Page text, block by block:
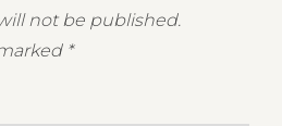
not be published.
*